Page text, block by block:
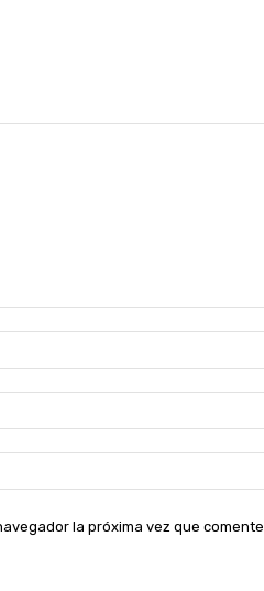
la próxima vez que comente.